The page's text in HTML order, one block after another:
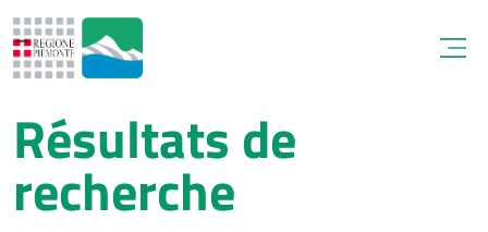
Résultats de
recherche